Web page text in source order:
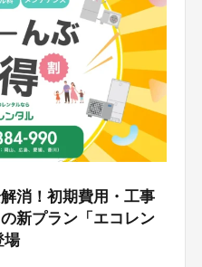
消！初期費用・工事
新プラン「エコレン
場